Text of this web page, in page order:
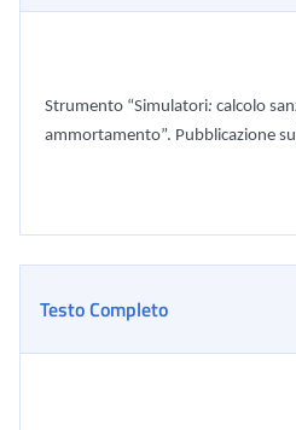
Strumento “Simulatori: calcolo
ammortamento”. Pubblicazione
Testo Completo